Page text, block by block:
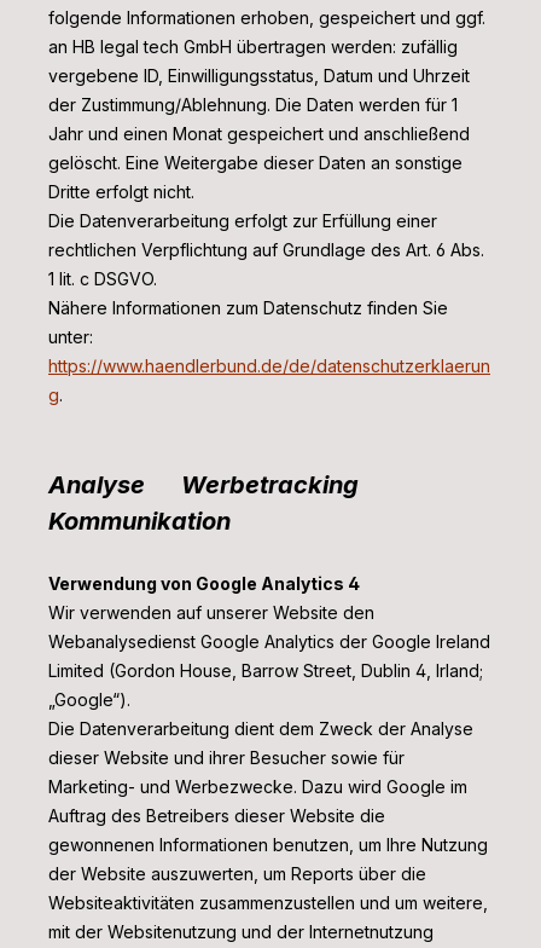
folgende Informationen erhoben, gespeichert und ggf.
an HB legal tech GmbH übertragen werden: zufällig
vergebene ID, Einwilligungsstatus, Datum und Uhrzeit
der Zustimmung/Ablehnung. Die Daten werden für 1
Jahr und einen Monat gespeichert und anschließend
gelöscht. Eine Weitergabe dieser Daten an sonstige
Dritte erfolgt nicht.
Die Datenverarbeitung erfolgt zur Erfüllung einer
rechtlichen Verpflichtung auf Grundlage des Art. 6 Abs.
1 lit. c DSGVO.
Nähere Informationen zum Datenschutz finden Sie
unter:
https://www.haendlerbund.de/de/datenschutzerklaerun
g.
Analyse Werbetracking
Kommunikation
Verwendung von Google Analytics 4
Wir verwenden auf unserer Website den
Webanalysedienst Google Analytics der Google Ireland
Limited (Gordon House, Barrow Street, Dublin 4, Irland;
„Google“).
Die Datenverarbeitung dient dem Zweck der Analyse
dieser Website und ihrer Besucher sowie für
Marketing- und Werbezwecke. Dazu wird Google im
Auftrag des Betreibers dieser Website die
gewonnenen Informationen benutzen, um Ihre Nutzung
der Website auszuwerten, um Reports über die
Websiteaktivitäten zusammenzustellen und um weitere,
mit der Websitenutzung und der Internetnutzung